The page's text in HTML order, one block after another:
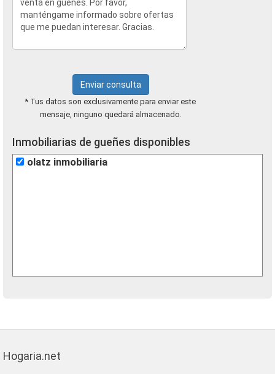
Enviar consulta
* Tus datos son exclusivamente para enviar este
mensaje, ninguno quedará almacenado.
Inmobiliarias de gueñes disponibles
olatz inmobiliaria
Hogaria.net